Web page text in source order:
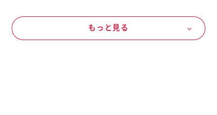
肉類 豚肉
もっと見る